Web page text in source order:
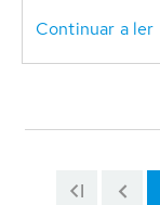
Continuar a ler